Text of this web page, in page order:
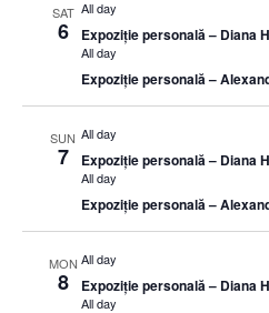
SAT
6
All day
Expoziție personală – Diana
All day
Expoziție personală –
SUN
7
All day
Expoziție personală – Diana
All day
Expoziție personală –
MON
8
All day
Expoziție personală – Diana
All day